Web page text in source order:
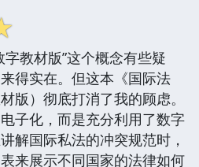
教材版”这个概念有些疑
得实在。但这本《国际法
版）彻底打消了我的顾虑。
子化，而是充分利用了数字
解国际私法的冲突规范时，
来展示不同国家的法律如何